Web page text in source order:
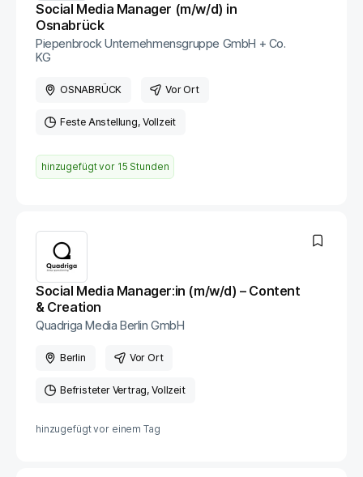
Social Media Manager (m/w/d) in
Osnabrück
Piepenbrock Unternehmensgruppe GmbH + Co.
KG
OSNABRÜCK Vor Ort
Feste Anstellung Vollzeit
hinzugefügt vor 15 Stunden
Social Media Manager:in (m/w/d) – Content
& Creation
Quadriga Media Berlin GmbH
Berlin Vor Ort
Befristeter Vertrag Vollzeit
hinzugefügt vor einem Tag